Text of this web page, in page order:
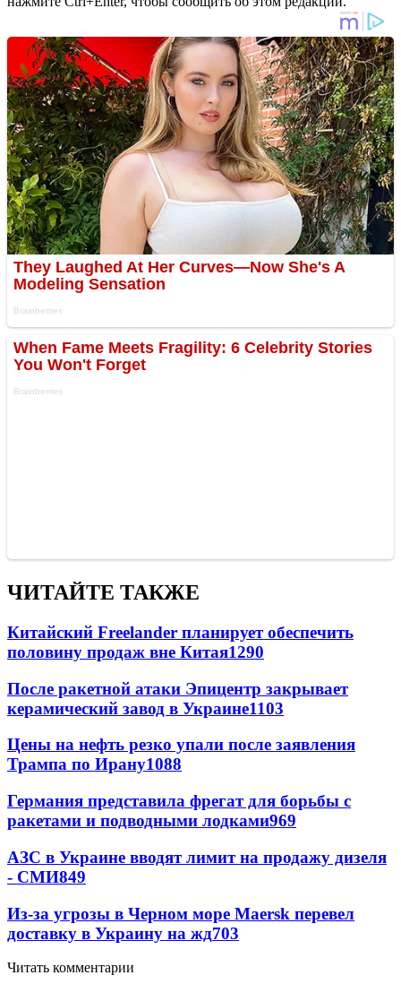
ЧИТАЙТЕ ТАКЖЕ
Китайский Freelander планирует обеспечить
половину продаж вне Китая1290
После ракетной атаки Эпицентр закрывает
керамический завод в Украине1103
Цены на нефть резко упали после заявления
Трампа по Ирану1088
Германия представила фрегат для борьбы с
ракетами и подводными лодками969
АЗС в Украине вводят лимит на продажу дизеля
- СМИ849
Из-за угрозы в Черном море Maersk перевел
доставку в Украину на жд703
Читать комментарии